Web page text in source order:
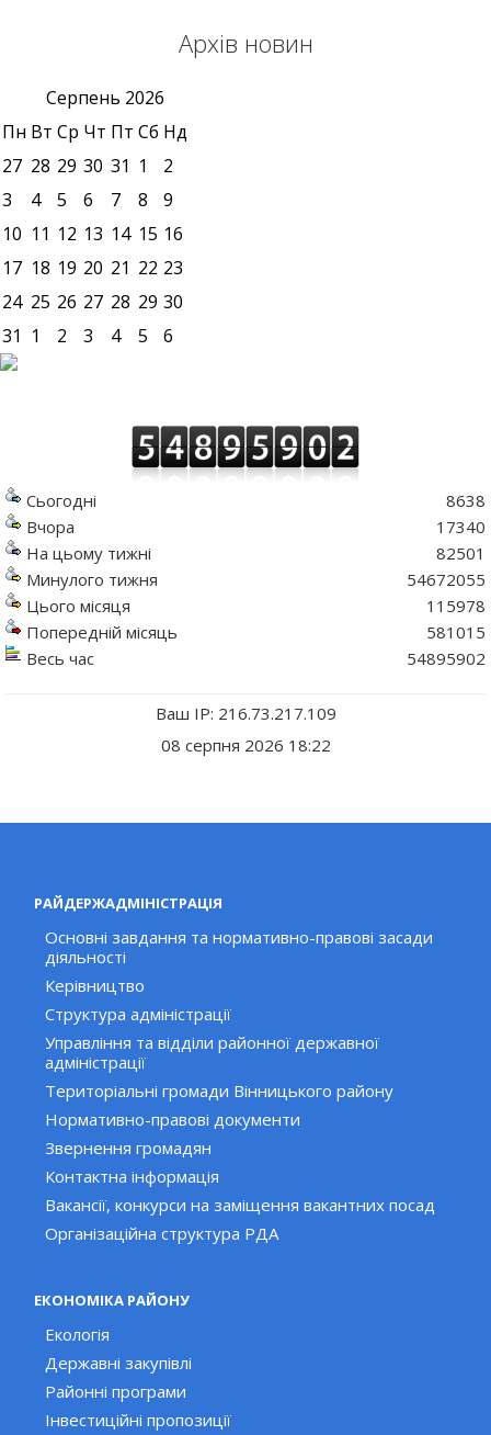
Архів новин
Серпень 2026
Пн Вт Ср Чт Пт Сб Нд
27 28 29 30 31 1
2
3
4 5 6 7 8
9
10 11 12 13 14 15 16
17 18 19 20 21 22 23
24 25 26 27 28 29 30
31 1 2 3 4 5 6
Сьогодні
Вчора
На цьому тижні
Минулого тижня
Цього місяця
Попередній місяць
Весь час
8638
17340
82501
54672055
115978
581015
54895902
Ваш IP: 216.73.217.109
08 серпня 2026 18:22
РАЙДЕРЖАДМІНІСТРАЦІЯ
Основні завдання та нормативно-правові засади
діяльності
Керівництво
Структура адміністрації
Управління та відділи районної державної
адміністрації
Територіальні громади Вінницького району
Нормативно-правові документи
Звернення громадян
Контактна інформація
Вакансії, конкурси на заміщення вакантних посад
Організаційна структура РДА
ЕКОНОМІКА РАЙОНУ
Екологія
Державні закупівлі
Районні програми
Інвестиційні пропозиції